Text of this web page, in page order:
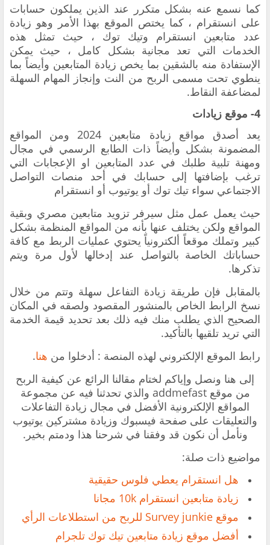
كما نسمع عنه بشكل متكرر عند الذين يملكون حسابات
على انستقرام ، كما يختص الموقع بهذا الأمر وهو زيادة
عدد متابعين انستقرام وتيك توك ، حيث تمثل هذه
الخدمات التي تعد مجانية بشكل كامل ، حيث يمكن
الإستفادة منه بالشقين بما يخص زيادة المتابعين وأيضاً بما
ينطوي تحت مسمى الربح من النت وإنجاز المهام السهلة
لمضاعفة النقاط.
4- موقع زيادات
يعد أصدق مواقع زيادة متابعين 2024 ومن المواقع
المضمونة بشكل وأيضاً ذات الطابع الرسمي في مجال
ومهنة تلبية طلبك في عدد المتابعين او الإعجابات التي
ترغب بإضافتها إلى حسابك في أحد منصات التواصل
الاجتماعي سواء تيك توك أو يوتيوب أو انستقرام
حيث يعمل عمل مثل سيرفر تزويد متابعين مصري وبقية
المواقع ولكن يختلف عنها بأنه من المواقع المنظمة بشكل
كبير وتملك موقعاً ألكترونياً يحتوي عمليات الربط مع كافة
حساباتك الخاصة بالتواصل عند إدخالها لأول مرة ويتم
تذكرها.
بالمقابل فإن طريقة زيادة التفاعل سهلة وتتم من خلال
نسخ الرابط الخاص بالمنشور المقصود ولصقه في المكان
الصحيح الذي يطلب منك فيه ذلك بعد تحديد قيمة الخدمة
التي تريد تلقيها بالتأكيد.
رابط الموقع الإلكتروني لهذه المنصة : أدخلوا من هنا.
إلى هنا ونصل وإياكم لختام مقالنا الرائع عن كيفية الربح
من موقع addmefast والذي تحدثنا فيه عن مجموعة
المواقع الإلكترونية الأفضل في مجال زيادة التفاعلات
والتعليقات على صفحة فيسبوك وزيادة مشتركين يوتيوب
ونأمل أن نكون قد وفقنا في شرحنا هذا ودمتم بخير.
مواضيع ذات صلة:
‏هل انستقرام يعطي فلوس حقيقية
زيادة متابعين انستقرام 10k مجانا
موقع Survey junkie ‏للربح من استطلاعات الرأي
أفضل موقع زيادة متابعين تيك توك تلجرام